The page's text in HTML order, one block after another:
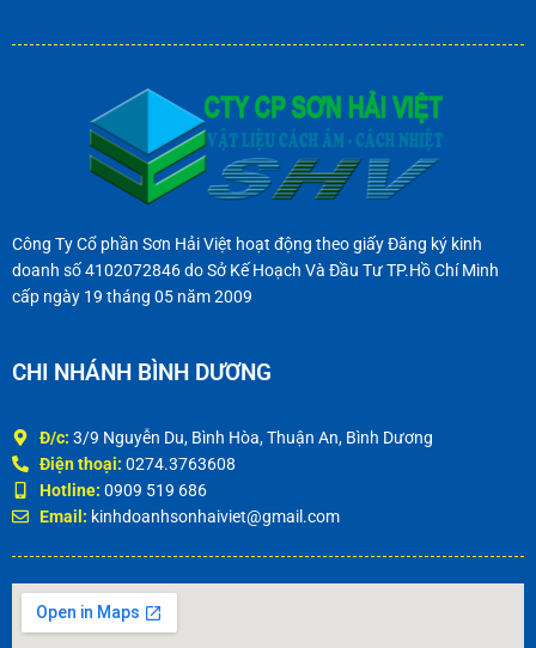
Công Ty Cổ phần Sơn Hải Việt hoạt động theo giấy Đăng ký kinh
doanh số 4102072846 do Sở Kế Hoạch Và Đầu Tư TP.Hồ Chí Minh
cấp ngày 19 tháng 05 năm 2009
CHI NHÁNH BÌNH DƯƠNG
Đ/c: 3/9 Nguyễn Du, Bình Hòa, Thuận An, Bình Dương
Điện thoại: 0274.3763608
Hotline: 0909 519 686
Email: kinhdoanhsonhaiviet@gmail.com